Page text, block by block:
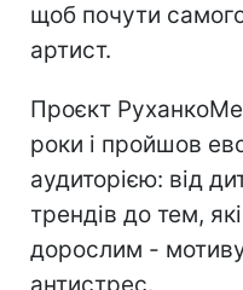
щоб почути
артист.
Проєкт
роки і пройшов
аудиторією: від
трендів до тем, які
дорослим -